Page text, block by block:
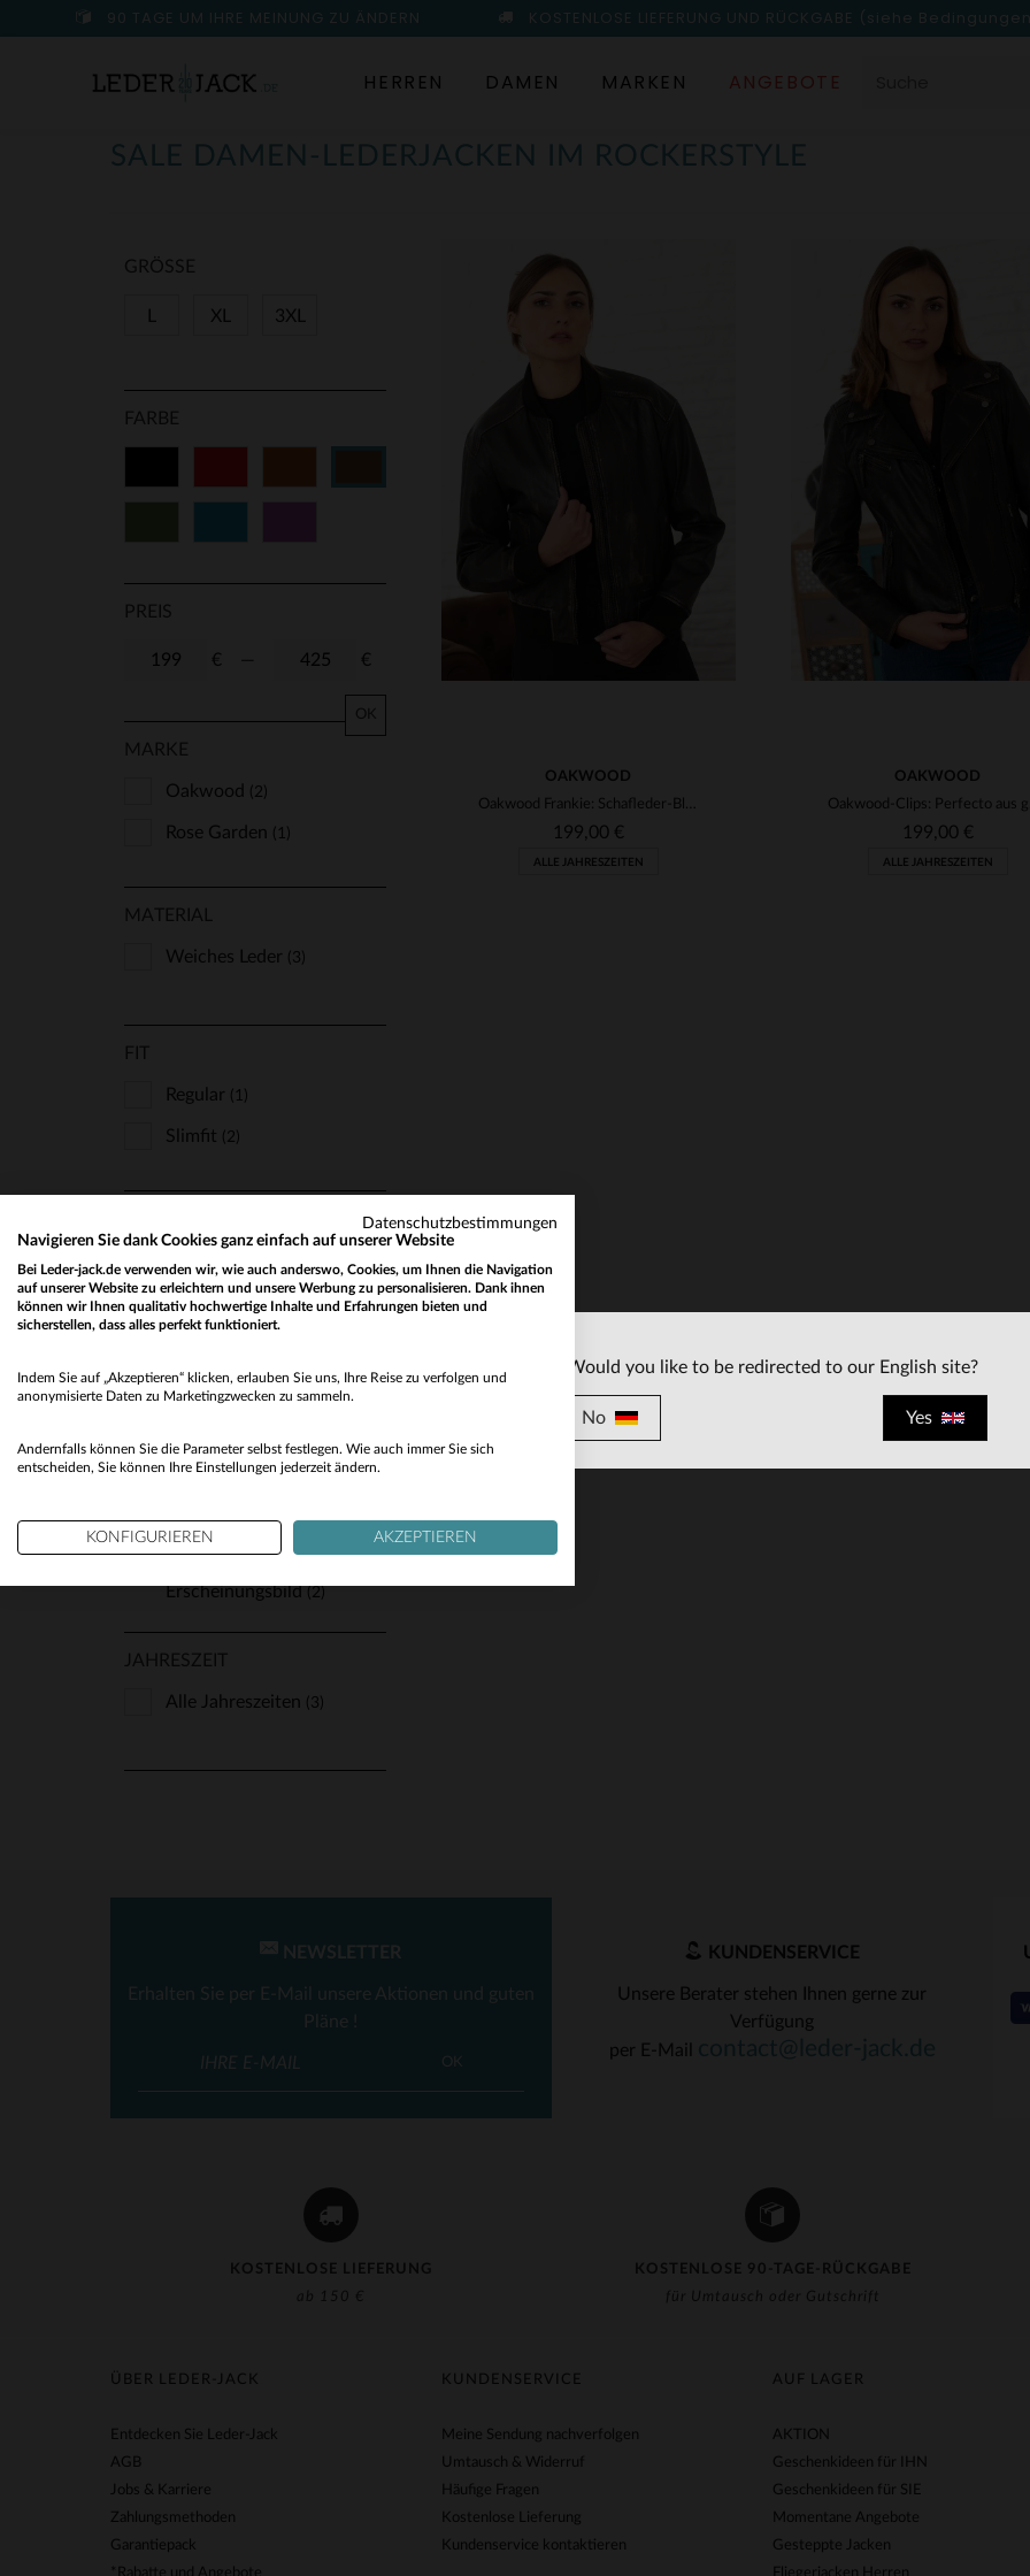
90 TAGE UM IHRE MEINUNG ZU ÄNDERN KOSTENLOSE LIEFERUNG UND RÜCKGABE (siehe Bedingungen)
HERREN DAMEN MARKEN ANGEBOTE
SALE DAMEN-LEDERJACKEN IM ROCKERSTYLE
GRÖSSE
XL 3XL
FARBE
PREIS
€ €
OK
MARKE
Oakwood (2)
Rose Garden (1)
MATERIAL
Weiches Leder (3)
FIT
Regular (1)
Slimfit (2)
Biker-Kragen
Perfecto(2)
STYLE
LEDER
Erscheinungsbild (2)
JAHRESZEIT
Alle Jahreszeiten (3)
OAKWOOD
Oakwood Frankie: Schafleder-Blouson in Vintage-Marron mit Kragen.
199,00 €
ALLE JAHRESZEITEN
OAKWOOD
199,00 €
ALLE JAHRESZEITEN
KOSTENLOSE LIEFERUNG
ab 150 €
KOSTENLOSE 90-TAGE-RÜCKGABE
für Umtausch oder Gutschrift
NEWSLETTER
Erhalten Sie per E-Mail unsere Aktionen und guten
Pläne !
OK
KUNDENSERVICE
Unsere Berater stehen Ihnen gerne zur
Verfügung
per E-Mail
KUNDENSERVICE
Meine Sendung nachverfolgen
Umtausch & Widerruf
Häufige Fragen
Kostenlose Lieferung
Kundenservice kontaktieren
AUF LAGER
AKTION
Geschenkideen für IHN
Geschenkideen für SIE
Momentane Angebote
Gesteppte Jacken
ÜBER LEDER-JACK
Entdecken Sie Leder-Jack
AGB
Jobs & Karriere
Zahlungsmethoden
Garantiepack
Would you like to be redirected to our English site?
No Yes
Datenschutzbestimmungen
Navigieren Sie dank Cookies ganz einfach auf unserer Website
Bei Leder-jack.de verwenden wir, wie auch anderswo, Cookies, um Ihnen die Navigation
auf unserer Website zu erleichtern und unsere Werbung zu personalisieren. Dank ihnen
können wir Ihnen qualitativ hochwertige Inhalte und Erfahrungen bieten und
sicherstellen, dass alles perfekt funktioniert.
Indem Sie auf „Akzeptieren“ klicken, erlauben Sie uns, Ihre Reise zu verfolgen und
anonymisierte Daten zu Marketingzwecken zu sammeln.
Andernfalls können Sie die Parameter selbst festlegen. Wie auch immer Sie sich
entscheiden, Sie können Ihre Einstellungen jederzeit ändern.
KONFIGURIEREN AKZEPTIEREN